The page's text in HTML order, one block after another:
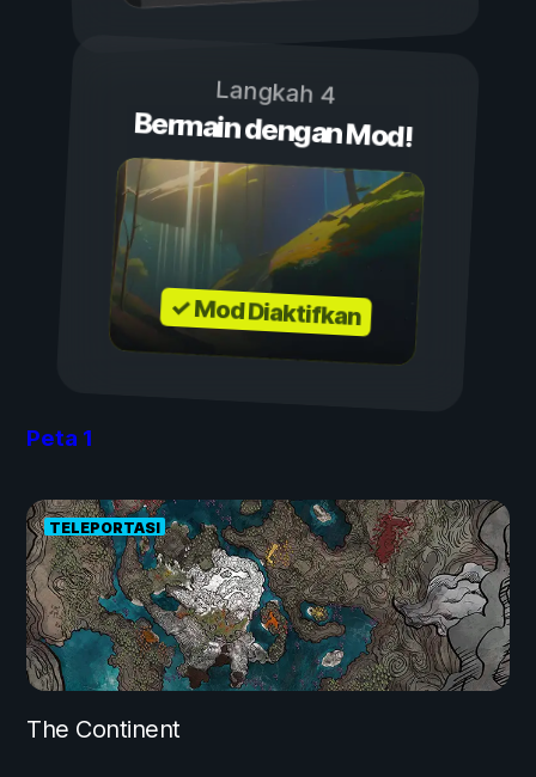
Langkah 4
Bermain dengan Mod!
✓ Mod Diaktifkan
Peta 1
TELEPORTASI
The Continent